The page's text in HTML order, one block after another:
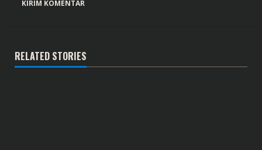
RELATED STORIES